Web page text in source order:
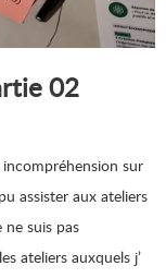
02
sur
assister aux ateliers
suis pas
ateliers auxquels j’